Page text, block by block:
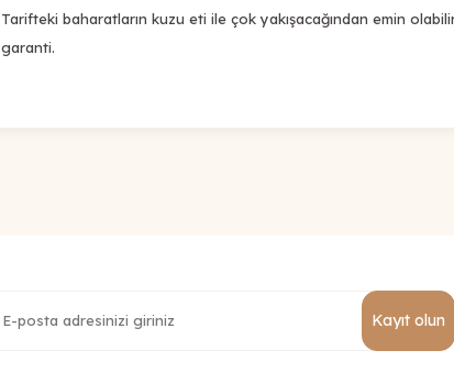
Tarifteki baharatların kuzu eti ile çok yakışacağından emin
garanti.
Kayıt olun